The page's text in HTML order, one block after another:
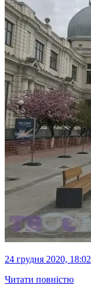
24 грудня 2020, 18:02
Читати повністю